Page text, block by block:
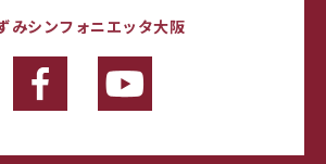
みシンフォニエッタ大阪